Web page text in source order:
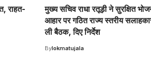
राहत-
मुख्य सचिव राधा रतूड़ी ने सुरक्षित
आहार पर गठित राज्य स्तरीय
ली बैठक, दिए निर्देश
Bylokmatujala